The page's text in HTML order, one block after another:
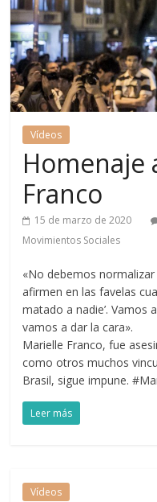
Vídeos
Homenaje
Franco
15 de marzo de 2020
Movimientos Sociales
«No debemos
afirmen en las favelas
matado a nadie’. Vamos
vamos a dar la cara».
Marielle Franco, fue
como otros muchos
Brasil, sigue impune.
Leer más
Vídeos